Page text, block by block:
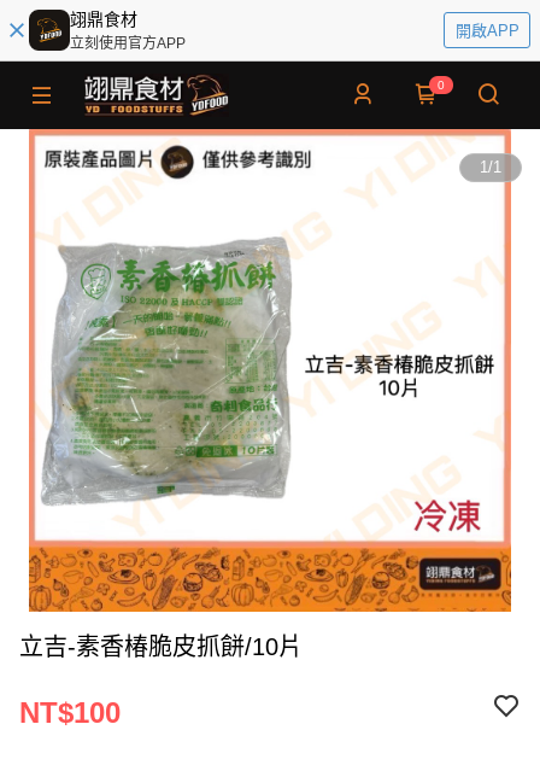
翊鼎食材
立刻使用官方APP
開啟APP
0
1/1
立吉-素香椿脆皮抓餅/10片
NT$100